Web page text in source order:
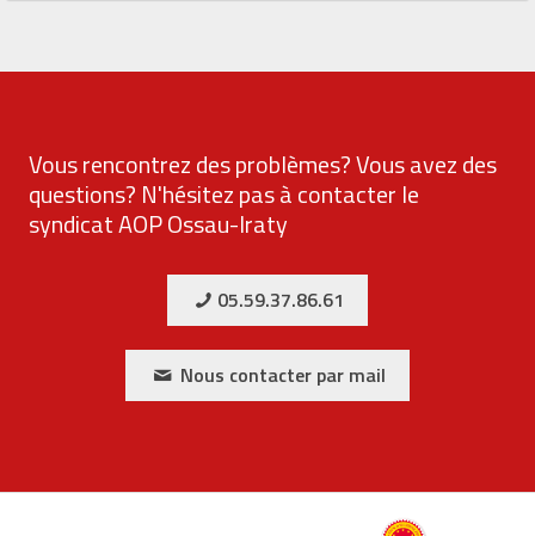
Vous rencontrez des problèmes? Vous avez des
questions? N'hésitez pas à contacter le
syndicat AOP Ossau-Iraty
05.59.37.86.61
Nous contacter par mail